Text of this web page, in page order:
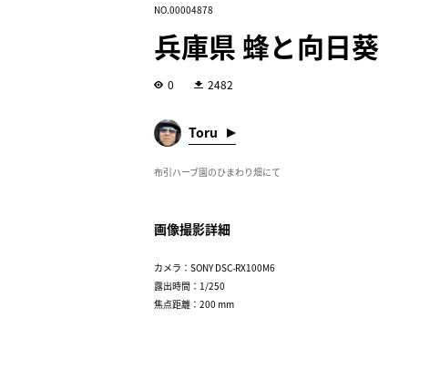
NO.00004878
兵庫県 蜂と向日葵
0 2482
Toru
布引ハーブ園のひまわり畑にて
画像撮影詳細
カメラ：SONY DSC-RX100M6
露出時間：1/250
焦点距離：200 mm